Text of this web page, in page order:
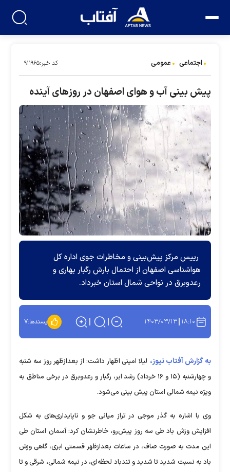
اجتماعی عمومی کد خبر:۹۱۱۹۶۵
پیش بینی آب و هوای اصفهان در روزهای آینده
رییس مرکز پیش‌بینی و مخاطرات جوی اداره کل
هواشناسی اصفهان از احتمال بارش رگبار بهاری و
رعدوبرق در نواحی شمال استان خبرداد.
۱۸:۱۰ ۱۴۰۳/۰۳/۱۳ پسندها:۷
به گزارش آفتاب نیوز، لیلا امینی اظهار داشت: از بعدازظهر روز سه شنبه
و چهارشنبه (۱۵ و ۱۶ خرداد) رشد ابر، رگبار و رعدوبرق در برخی مناطق به
ویژه نیمه شمالی استان پیش بینی می‌شود.
وی با اشاره به گذر موجی در تراز میانی جو و ناپایداری‌های به شکل
افزایش وزش باد طی سه روز پیش‌رو، خاطرنشان کرد: آسمان استان طی
این مدت به صورت صاف، در ساعات بعدازظهر قسمتی ابری، گاهی وزش
باد به نسبت شدید تا شدید و تندباد لحظه‌ای، در نیمه شمالی، شرقی و تا